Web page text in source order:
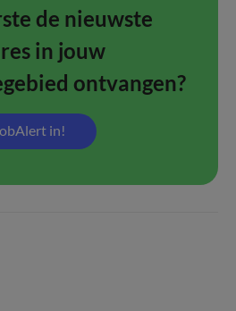
de nieuwste
in jouw
ontvangen?
in!